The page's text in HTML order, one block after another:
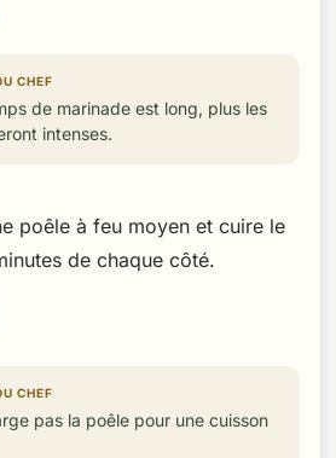
CHEF
de marinade est long, plus les
intenses.
poêle à feu moyen et cuire le
de chaque côté.
CHEF
pas la poêle pour une cuisson